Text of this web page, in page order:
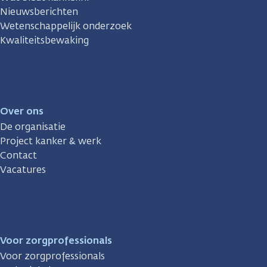
Nieuwsberichten
Wetenschappelijk onderzoek
Kwaliteitsbewaking
Over ons
De organisatie
Project kanker & werk
Contact
Vacatures
Voor zorgprofessionals
Voor zorgprofessionals